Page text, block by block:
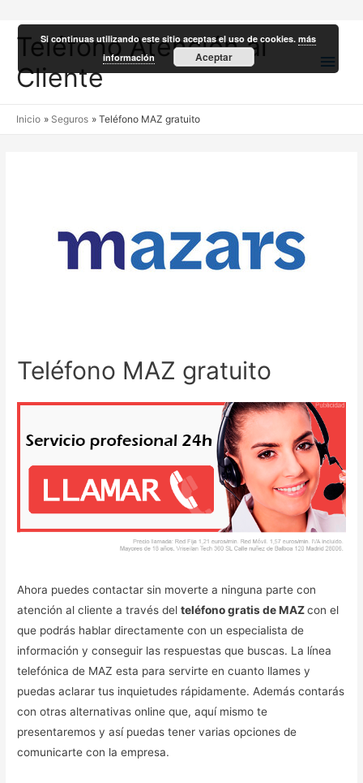
Teléfono Atención al
Cliente
Inicio Seguros Teléfono MAZ gratuito
Teléfono MAZ gratuito
Ahora puedes contactar sin moverte a ninguna parte con
atención al cliente a través delteléfono gratis de MAZcon el
que podrás hablar directamente con un especialista de
información y conseguir las respuestas que buscas. La línea
telefónica de MAZ esta para servirte en cuanto llames y
puedas aclarar tus inquietudes rápidamente. Además contarás
con otras alternativas online que, aquí mismo te
presentaremos y así puedas tener varias opciones de
comunicarte con la empresa.
Si continuas utilizando este sitio aceptas el uso de cookies.más
información
Aceptar